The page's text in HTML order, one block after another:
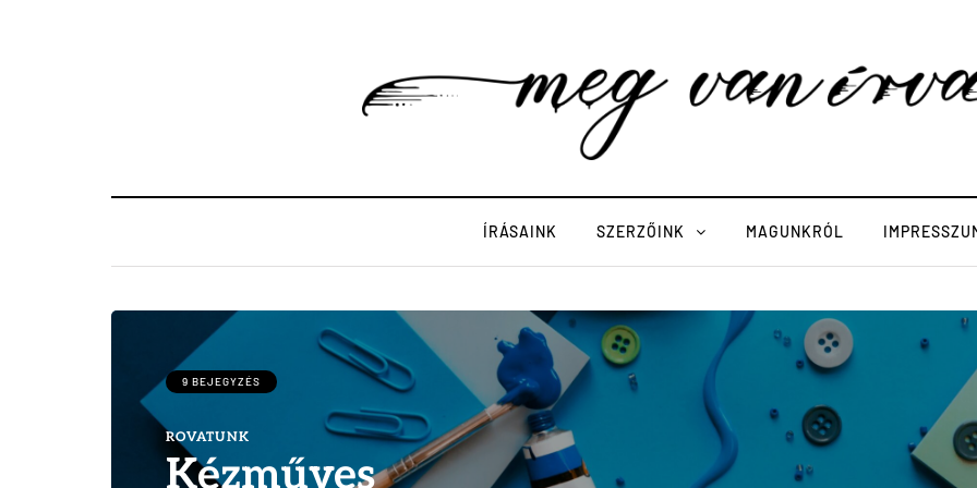
ÍRÁSAINK SZERZŐINK MAGUNKRÓL
9 BEJEGYZÉS
ROVATUNK
Kézműves